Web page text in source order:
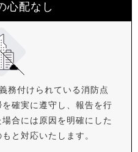
心配なし
務付けられている消防点
確実に遵守し、報告を行
合には原因を明確にした
と対応いたします。